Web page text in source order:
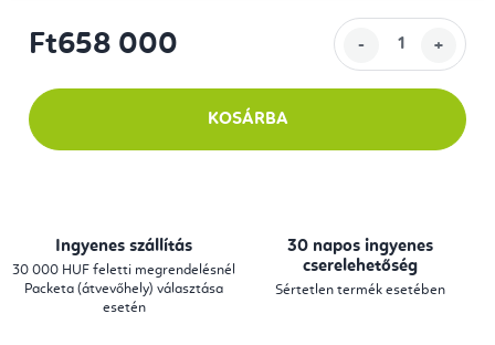
Ft658 000
KOSÁRBA
Ingyenes szállítás
30 000 HUF feletti megrendelésnél
Packeta (átvevőhely) választása
esetén
30 napos ingyenes
cserelehetőség
Sértetlen termék esetében